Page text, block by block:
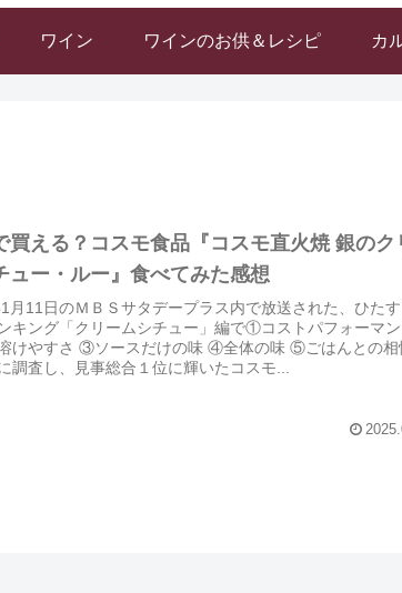
ワイン ワインのお供＆レシピ カ
買える？コスモ食品『コスモ直火焼 銀のク
ュー・ルー』食べてみた感想
月11日のＭＢＳサタデープラス内で放送された、ひた
キング「クリームシチュー」編で①コストパフォーマ
けやすさ ③ソースだけの味 ④全体の味 ⑤ごはんとの相
調査し、見事総合１位に輝いたコスモ...